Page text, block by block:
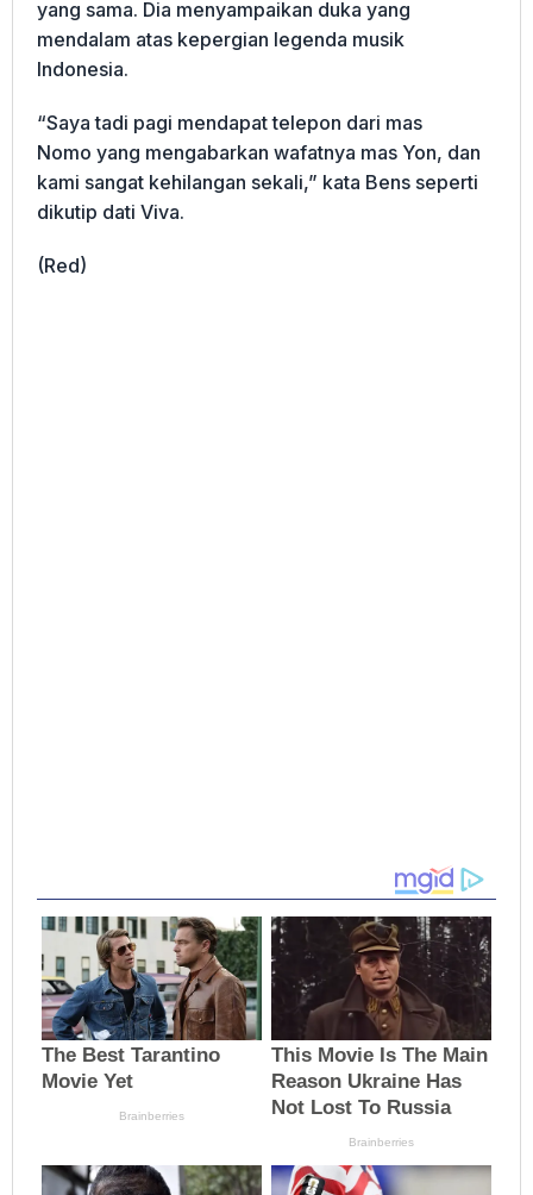
yang sama. Dia menyampaikan duka yang
mendalam atas kepergian legenda musik
Indonesia.
“Saya tadi pagi mendapat telepon dari mas
Nomo yang mengabarkan wafatnya mas Yon, dan
kami sangat kehilangan sekali,” kata Bens seperti
dikutip dati Viva.
(Red)